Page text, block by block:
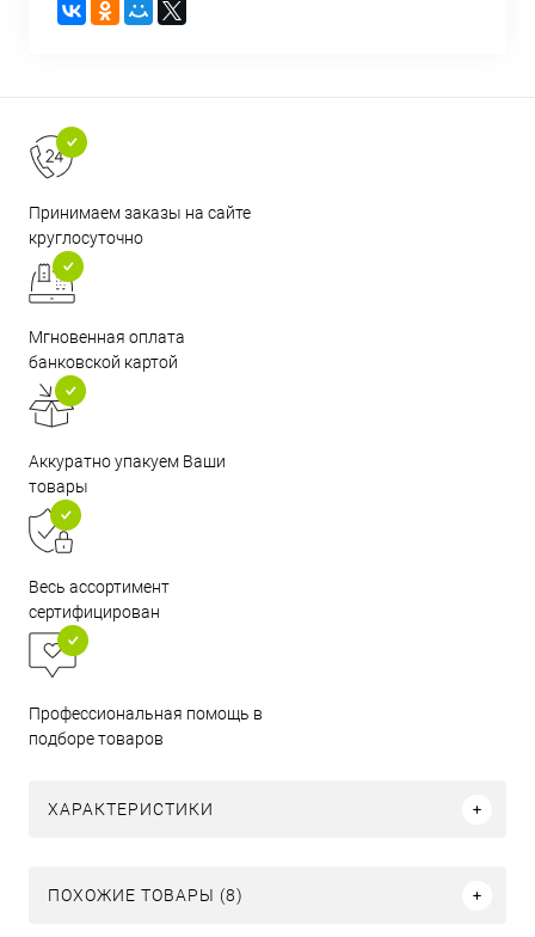
Принимаем заказы на сайте
круглосуточно
Мгновенная оплата
банковской картой
Аккуратно упакуем Ваши
товары
Весь ассортимент
сертифицирован
Профессиональная помощь в
подборе товаров
ХАРАКТЕРИСТИКИ
ПОХОЖИЕ ТОВАРЫ (8)